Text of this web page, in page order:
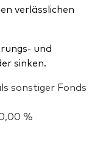
verlässlichen
und
sinken.
sonstiger Fonds
%